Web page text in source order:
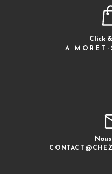
Click
A MORET-